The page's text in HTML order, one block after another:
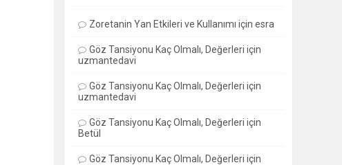
Zoretanin Yan Etkileri ve Kullanımı için esra
Göz Tansiyonu Kaç Olmalı, Değerleri için
uzmantedavi
Göz Tansiyonu Kaç Olmalı, Değerleri için
uzmantedavi
Göz Tansiyonu Kaç Olmalı, Değerleri için
Betül
Göz Tansiyonu Kaç Olmalı, Değerleri için